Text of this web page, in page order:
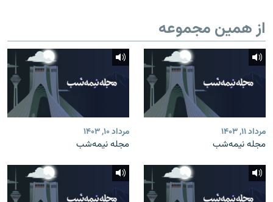
از همین مجموعه
مرداد ۱۱, ۱۴۰۳
مجله نیمه‌شب
مرداد ۱۰, ۱۴۰۳
مجله نیمه‌شب